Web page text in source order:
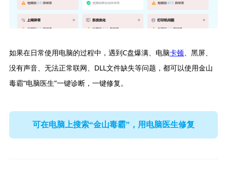
如果在日常使用电脑的过程中，遇到C盘爆满、电脑卡顿、黑屏、
没有声音、无法正常联网、DLL文件缺失等问题，都可以使用金山
毒霸“电脑医生”一键诊断，一键修复。
可在电脑上搜索“金山毒霸”，用电脑医生修复